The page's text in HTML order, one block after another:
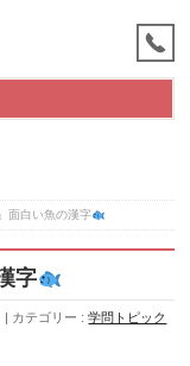
面白い魚の漢字
字
カテゴリー :学問トピック